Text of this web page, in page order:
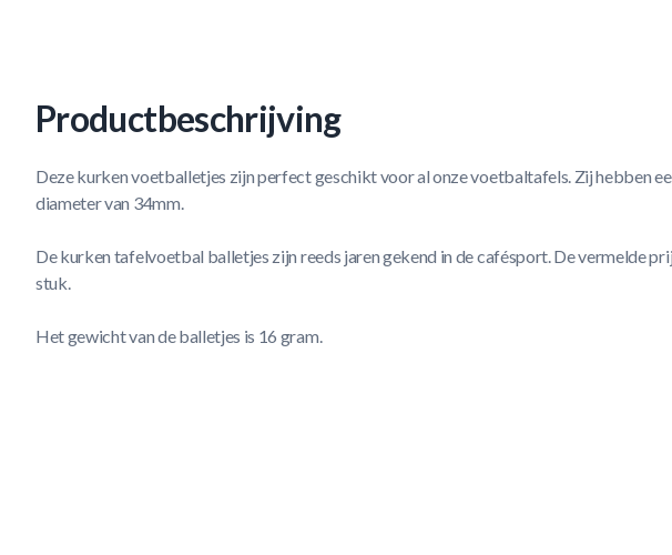
Productbeschrijving
Deze kurken voetballetjes zijn perfect geschikt voor al onze voetbaltafels. Zij hebben
diameter van 34mm.
De kurken tafelvoetbal balletjes zijn reeds jaren gekend in de cafésport. De vermelde
stuk.
Het gewicht van de balletjes is 16 gram.